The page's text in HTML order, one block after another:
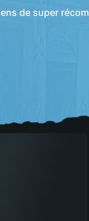
de super